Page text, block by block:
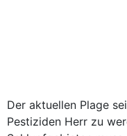
Der aktuellen Plage
Pestiziden Herr zu